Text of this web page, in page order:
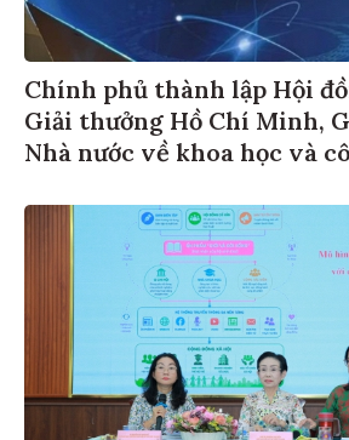
Chính phủ thành lập Hội
Giải thưởng Hồ Chí Minh,
Nhà nước về khoa học và